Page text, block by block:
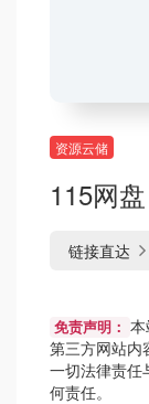
资源云储
115网盘
链接直达
免责声明：
第三方网站内
一切法律责任
何责任。